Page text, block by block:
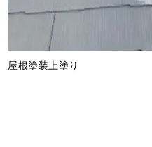
屋根塗装上塗り